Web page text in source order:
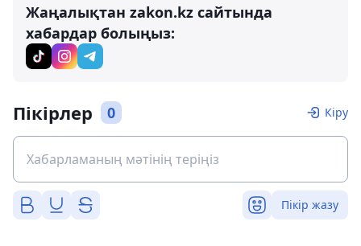
Жаңалықтан zakon.kz сайтында
хабардар болыңыз:
Пікірлер 0 Кіру
Пікір жазу